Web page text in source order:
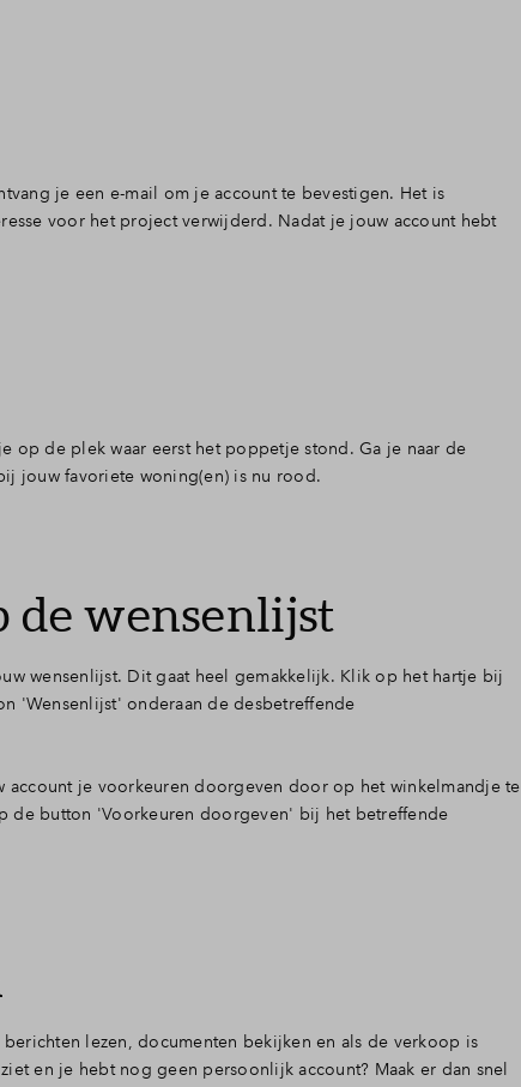
je een e-mail om je account te bevestigen. Het is
voor het project verwijderd. Nadat je jouw account hebt
op de plek waar eerst het poppetje stond. Ga je naar de
jouw favoriete woning(en) is nu rood.
de wensenlijst
wensenlijst. Dit gaat heel gemakkelijk. Klik op het hartje bij
'Wensenlijst' onderaan de desbetreffende
je voorkeuren doorgeven door op het winkelmandje te
button 'Voorkeuren doorgeven' bij het betreffende
lezen, documenten bekijken en als de verkoop is
en je hebt nog geen persoonlijk account? Maak er dan snel